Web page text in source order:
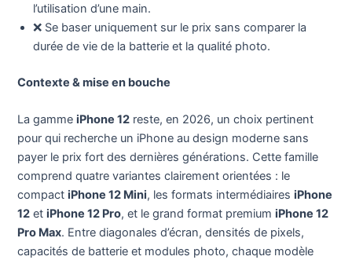
l’utilisation d’une main.
❌ Se baser uniquement sur le prix sans comparer la
durée de vie de la batterie et la qualité photo.
Contexte & mise en bouche
La gammeiPhone 12 reste, en 2026, un choix pertinent
pour qui recherche un iPhone au design moderne sans
payer le prix fort des dernières générations. Cette famille
comprend quatre variantes clairement orientées : le
compactiPhone 12 Mini, les formats intermédiairesiPhone
12 etiPhone 12 Pro, et le grand format premiumiPhone 12
Pro Max. Entre diagonales d’écran, densités de pixels,
capacités de batterie et modules photo, chaque modèle